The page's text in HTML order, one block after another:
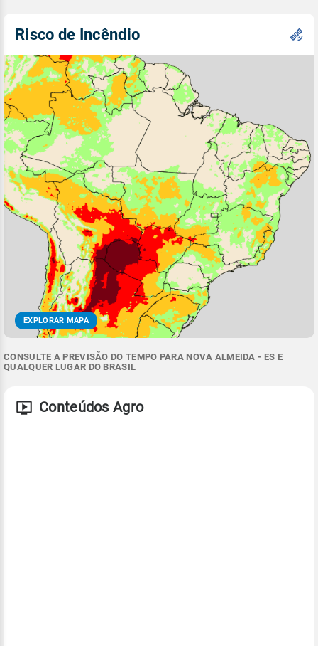
Risco de Incêndio
EXPLORAR MAPA
CONSULTE A PREVISÃO DO TEMPO PARA NOVA ALMEIDA - ES E
QUALQUER LUGAR DO BRASIL
Conteúdos Agro